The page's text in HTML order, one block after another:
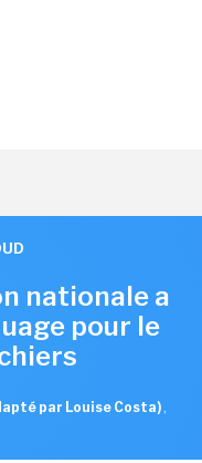
nationale a
pour le
par Louise Costa) ,